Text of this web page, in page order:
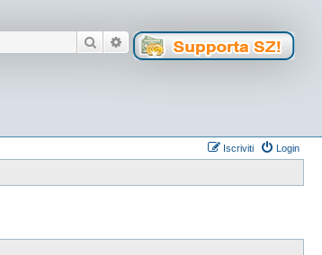
Cerca Ricerca avanzata
Login
Iscriviti